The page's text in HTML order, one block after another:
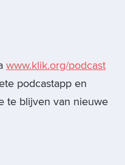
www.klik.org/podcast
podcastapp en
te blijven van nieuwe